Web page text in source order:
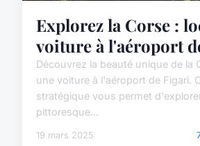
Explorez la Corse :
voiture à l'aéroport
Découvrez la beauté unique de la
une voiture à l'aéroport de Figari.
stratégique vous permet
pittoresque...
19 mars 2025